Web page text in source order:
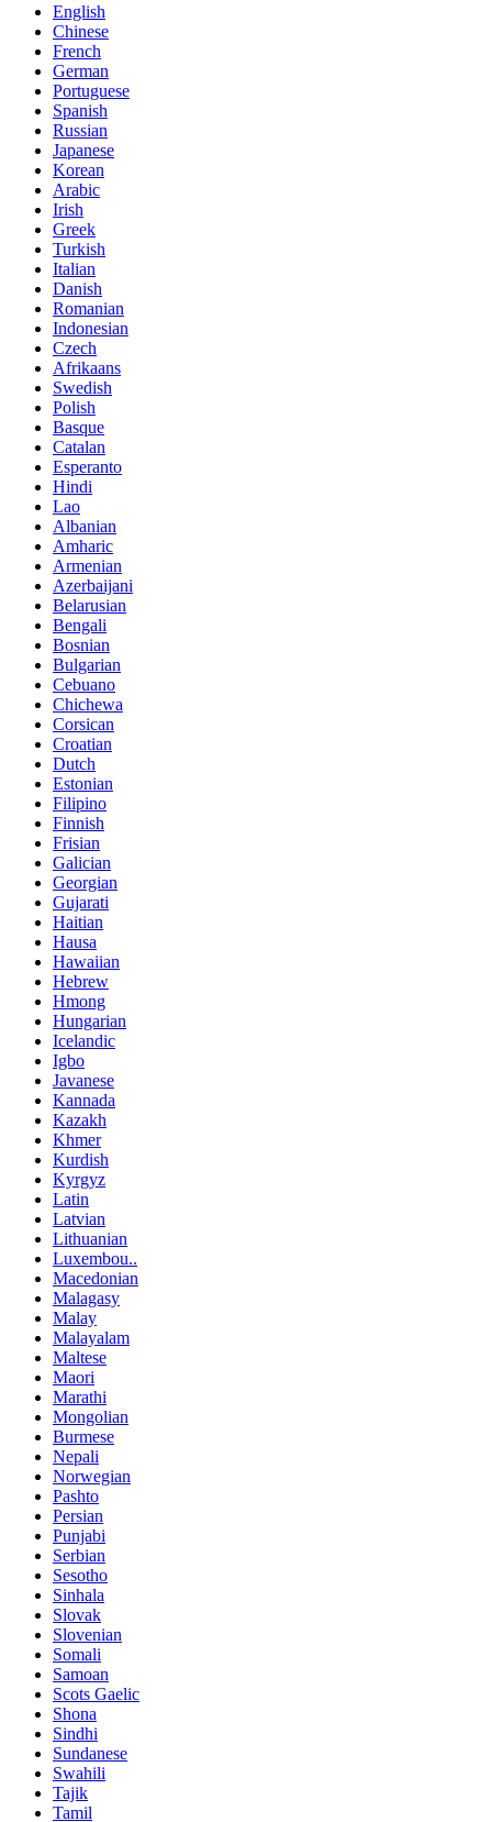
English
Chinese
French
German
Portuguese
Spanish
Russian
Japanese
Korean
Arabic
Irish
Greek
Turkish
Italian
Danish
Romanian
Indonesian
Czech
Afrikaans
Swedish
Polish
Basque
Catalan
Esperanto
Hindi
Lao
Albanian
Amharic
Armenian
Azerbaijani
Belarusian
Bengali
Bosnian
Bulgarian
Cebuano
Chichewa
Corsican
Croatian
Dutch
Estonian
Filipino
Finnish
Frisian
Galician
Georgian
Gujarati
Haitian
Hausa
Hawaiian
Hebrew
Hmong
Hungarian
Icelandic
Igbo
Javanese
Kannada
Kazakh
Khmer
Kurdish
Kyrgyz
Latin
Latvian
Lithuanian
Luxembou..
Macedonian
Malagasy
Malay
Malayalam
Maltese
Maori
Marathi
Mongolian
Burmese
Nepali
Norwegian
Pashto
Persian
Punjabi
Serbian
Sesotho
Sinhala
Slovak
Slovenian
Somali
Samoan
Scots Gaelic
Shona
Sindhi
Sundanese
Swahili
Tajik
Tamil